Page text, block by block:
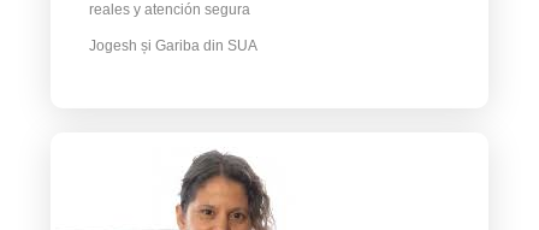
reales y atención segura
Jogesh și Gariba din SUA